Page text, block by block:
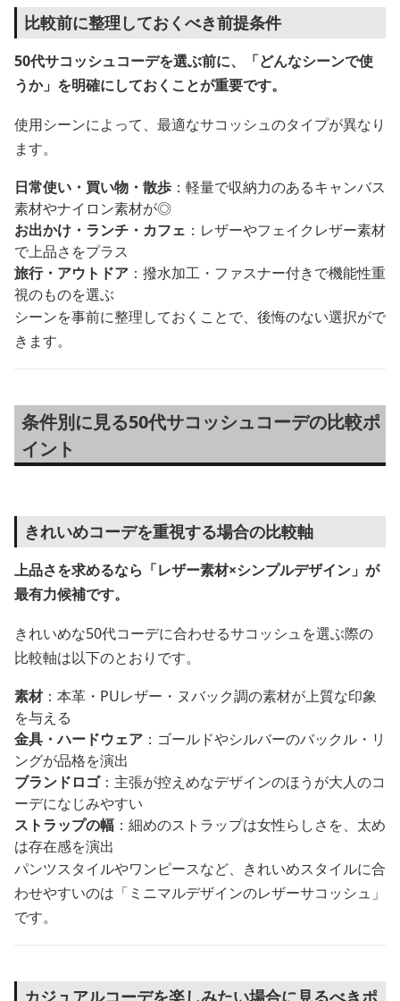
比較前に整理しておくべき前提条件
50代サコッシュコーデを選ぶ前に、「どんなシーンで使
うか」を明確にしておくことが重要です。
使用シーンによって、最適なサコッシュのタイプが異なり
ます。
日常使い・買い物・散歩 ：軽量で収納力のあるキャンバス
素材やナイロン素材が◎
お出かけ・ランチ・カフェ ：レザーやフェイクレザー素材
で上品さをプラス
旅行・アウトドア ：撥水加工・ファスナー付きで機能性重
視のものを選ぶ
シーンを事前に整理しておくことで、後悔のない選択がで
きます。
条件別に見る50代サコッシュコーデの比較ポ
イント
きれいめコーデを重視する場合の比較軸
上品さを求めるなら「レザー素材×シンプルデザイン」が
最有力候補です。
きれいめな50代コーデに合わせるサコッシュを選ぶ際の
比較軸は以下のとおりです。
素材：本革・PUレザー・ヌバック調の素材が上質な印象
を与える
金具・ハードウェア ：ゴールドやシルバーのバックル・リ
ングが品格を演出
ブランドロゴ：主張が控えめなデザインのほうが大人のコ
ーデになじみやすい
ストラップの幅 ：細めのストラップは女性らしさを、太め
は存在感を演出
パンツスタイルやワンピースなど、きれいめスタイルに合
わせやすいのは「ミニマルデザインのレザーサコッシュ」
です。
カジュアルコーデを楽しみたい場合に見るべきポ